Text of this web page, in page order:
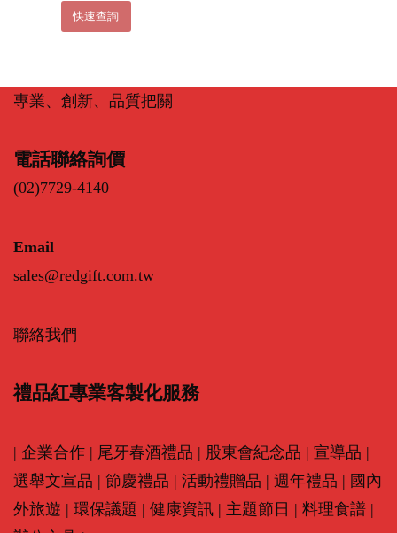
快速查詢
專業、創新、品質把關
電話聯絡詢價
(02)7729-4140
Email
sales@redgift.com.tw
聯絡我們
禮品紅專業客製化服務
| 企業合作 | 尾牙春酒禮品 | 股東會紀念品 | 宣導品 |
選舉文宣品 | 節慶禮品 | 活動禮贈品 | 週年禮品 | 國內
外旅遊 | 環保議題 | 健康資訊 | 主題節日 | 料理食譜 |